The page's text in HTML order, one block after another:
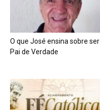
O que José ensina sobre ser
Pai de Verdade